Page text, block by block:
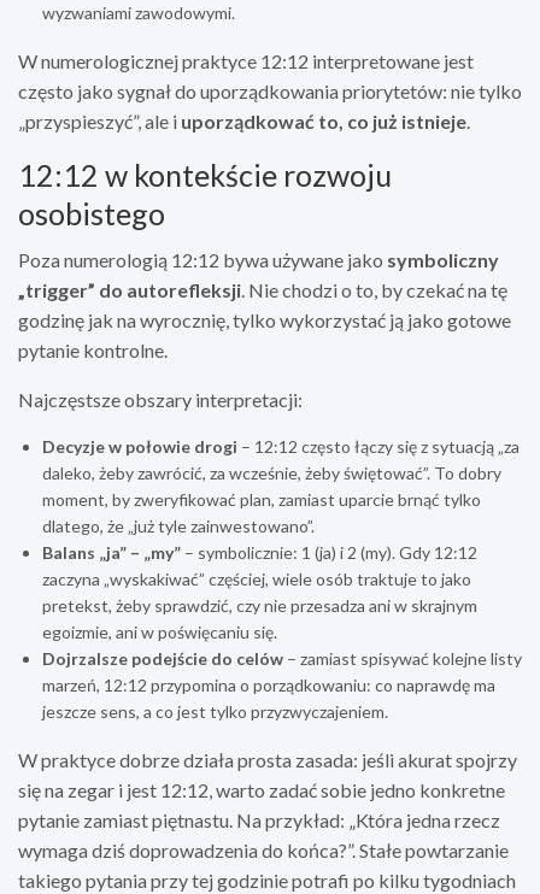
wyzwaniami zawodowymi.
W numerologicznej praktyce 12:12 interpretowane jest
często jako sygnał do uporządkowania priorytetów: nie tylko
„przyspieszyć”, ale i uporządkować to, co już istnieje.
12:12 w kontekście rozwoju
osobistego
Poza numerologią 12:12 bywa używane jako symboliczny
„trigger” do autorefleksji. Nie chodzi o to, by czekać na tę
godzinę jak na wyrocznię, tylko wykorzystać ją jako gotowe
pytanie kontrolne.
Najczęstsze obszary interpretacji:
Decyzje w połowie drogi – 12:12 często łączy się z sytuacją „za
daleko, żeby zawrócić, za wcześnie, żeby świętować”. To dobry
moment, by zweryfikować plan, zamiast uparcie brnąć tylko
dlatego, że „już tyle zainwestowano”.
Balans „ja” – „my” – symbolicznie: 1 (ja) i 2 (my). Gdy 12:12
zaczyna „wyskakiwać” częściej, wiele osób traktuje to jako
pretekst, żeby sprawdzić, czy nie przesadza ani w skrajnym
egoizmie, ani w poświęcaniu się.
Dojrzalsze podejście do celów – zamiast spisywać kolejne listy
marzeń, 12:12 przypomina o porządkowaniu: co naprawdę ma
jeszcze sens, a co jest tylko przyzwyczajeniem.
W praktyce dobrze działa prosta zasada: jeśli akurat spojrzy
się na zegar i jest 12:12, warto zadać sobie jedno konkretne
pytanie zamiast piętnastu. Na przykład: „Która jedna rzecz
wymaga dziś doprowadzenia do końca?”. Stałe powtarzanie
takiego pytania przy tej godzinie potrafi po kilku tygodniach